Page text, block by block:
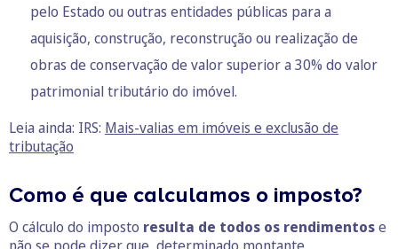
pelo Estado ou outras entidades públicas para a
aquisição, construção, reconstrução ou realização de
obras de conservação de valor superior a 30% do valor
patrimonial tributário do imóvel.
Leia ainda: IRS: Mais-valias em imóveis e exclusão de
tributação
Como é que calculamos o imposto?
O cálculo do imposto resulta de todos os rendimentose